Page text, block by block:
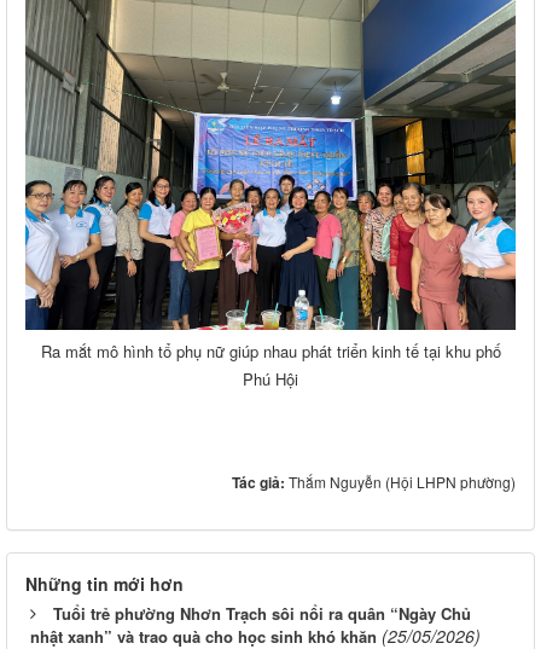
Ra mắt mô hình tổ phụ nữ giúp nhau phát triển kinh tế tại khu phố
Phú Hội
Tác giả: Thắm Nguyễn (Hội LHPN phường)
Những tin mới hơn
Tuổi trẻ phường Nhơn Trạch sôi nổi ra quân “Ngày Chủ
nhật xanh” và trao quà cho học sinh khó khăn (25/05/2026)